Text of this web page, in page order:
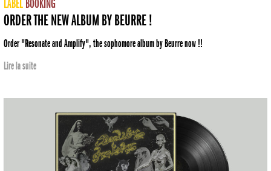
LABEL BOOKING
ORDER THE NEW ALBUM BY BEURRE !
Order "Resonate and Amplify", the sophomore album by Beurre now !!
Lire la suite